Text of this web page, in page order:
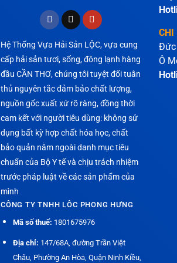
Hệ Thống Vựa Hải Sản LỘC, vựa cung
cấp hải sản tươi, sống, đông lạnh hàng
đầu CẦN THƠ, chúng tôi tuyệt đối tuân
thủ nguyên tắc đảm bảo chất lượng,
nguồn gốc xuất xứ rõ ràng, đồng thời
cam kết với người tiêu dùng: không sử
dụng bất kỳ hợp chất hóa học, chất
bảo quản nằm ngoài danh mục tiêu
chuẩn của Bộ Y tế và chịu trách nhiệm
trước pháp luật về các sản phẩm của
mình
CÔNG TY TNHH LÔC PHONG HƯNG
Mã số thuế: 1801675976
Địa chỉ: 147/68A, đường Trần Việt
Châu, Phường An Hòa, Quận Ninh Kiều,
CHI
Đức
Ô